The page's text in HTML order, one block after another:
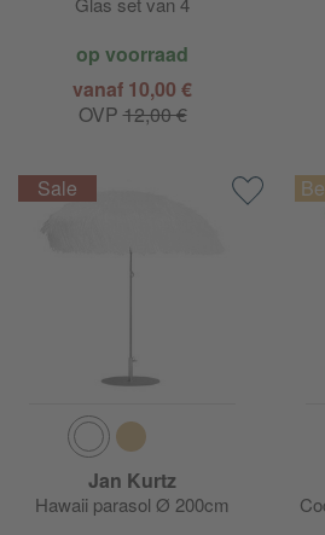
op voorraad
vanaf 10,00 €
OVP12,00 €
Jan Kurtz
Hawaii parasol Ø 200cm